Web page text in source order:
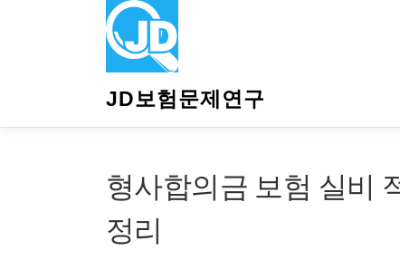
JD보험문제연구
형사합의금 보험 실비
정리